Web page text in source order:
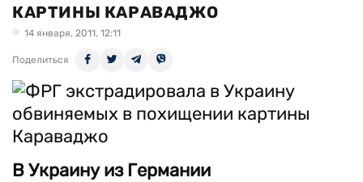
КАРТИНЫ КАРАВАДЖО
14 января, 2011, 12:11
Поделиться
В Украину из Германии